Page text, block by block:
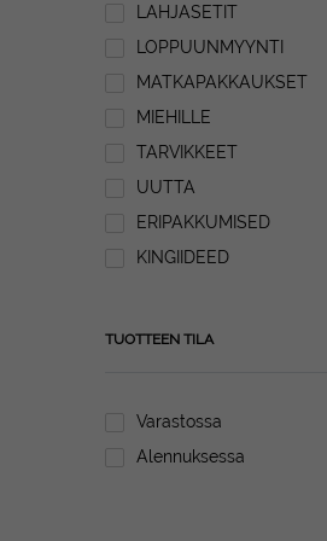
LAHJASETIT
LOPPUUNMYYNTI
MATKAPAKKAUKSET
MIEHILLE
TARVIKKEET
UUTTA
ERIPAKKUMISED
KINGIIDEED
TUOTTEEN TILA
Varastossa
Alennuksessa